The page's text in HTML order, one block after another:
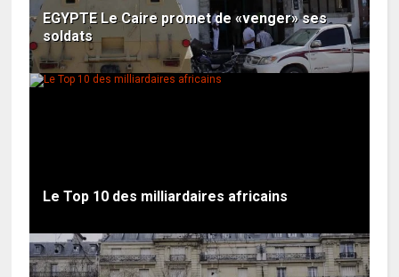
EGYPTE Le Caire promet de «venger» ses
soldats
Le Top 10 des milliardaires africains